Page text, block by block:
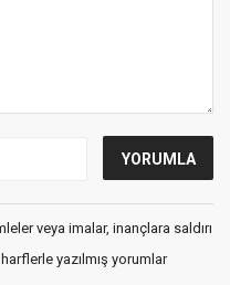
veya imalar, inançlara saldırı
yazılmış yorumlar